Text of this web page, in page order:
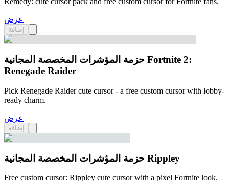
عرض
إضافة
حزمة المؤشرات المخصصة المجانية Fortnite 2:
Renegade Raider
Pick Renegade Raider cute cursor - a free custom cursor with lobby-
ready charm.
عرض
إضافة
حزمة المؤشرات المخصصة المجانية Rippley
Free custom cursor: Rippley cute cursor with a pixel Fortnite look.